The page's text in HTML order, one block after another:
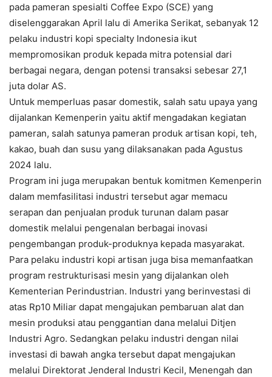
pada pameran spesialti Coffee Expo (SCE) yang
diselenggarakan April lalu di Amerika Serikat, sebanyak 12
pelaku industri kopi specialty Indonesia ikut
mempromosikan produk kepada mitra potensial dari
berbagai negara, dengan potensi transaksi sebesar 27,1
juta dolar AS.
Untuk memperluas pasar domestik, salah satu upaya yang
dijalankan Kemenperin yaitu aktif mengadakan kegiatan
pameran, salah satunya pameran produk artisan kopi, teh,
kakao, buah dan susu yang dilaksanakan pada Agustus
2024 lalu.
Program ini juga merupakan bentuk komitmen Kemenperin
dalam memfasilitasi industri tersebut agar memacu
serapan dan penjualan produk turunan dalam pasar
domestik melalui pengenalan berbagai inovasi
pengembangan produk-produknya kepada masyarakat.
Para pelaku industri kopi artisan juga bisa memanfaatkan
program restrukturisasi mesin yang dijalankan oleh
Kementerian Perindustrian. Industri yang berinvestasi di
atas Rp10 Miliar dapat mengajukan pembaruan alat dan
mesin produksi atau penggantian dana melalui Ditjen
Industri Agro. Sedangkan pelaku industri dengan nilai
investasi di bawah angka tersebut dapat mengajukan
melalui Direktorat Jenderal Industri Kecil, Menengah dan